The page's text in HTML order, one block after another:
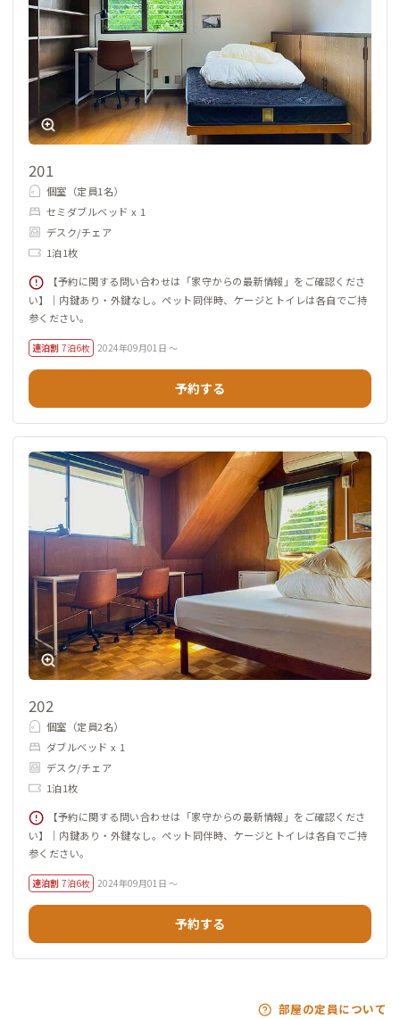
201
個室（定員1名）
セミダブルベッド x 1
デスク/チェア
1泊1枚
【予約に関する問い合わせは「家守からの最新情報」をご確認くださ
い】｜内鍵あり・外鍵なし。ペット同伴時、ケージとトイレは各自でご持
参ください。
連泊割 7泊6枚 2024年09月01日 ～
予約する
202
個室（定員2名）
ダブルベッド x 1
デスク/チェア
1泊1枚
【予約に関する問い合わせは「家守からの最新情報」をご確認くださ
い】｜内鍵あり・外鍵なし。ペット同伴時、ケージとトイレは各自でご持
参ください。
連泊割 7泊6枚 2024年09月01日 ～
予約する
部屋の定員について